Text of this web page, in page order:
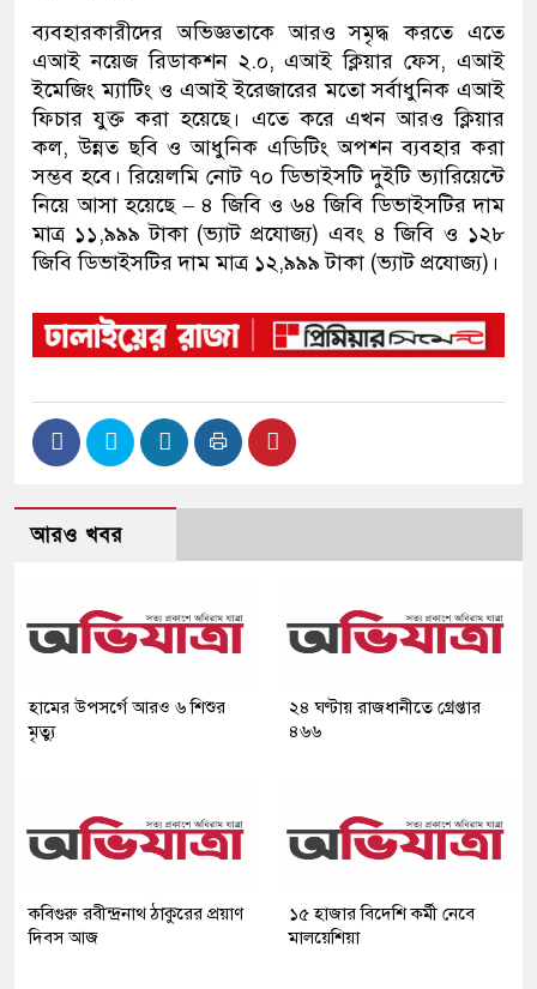
ব্যবহারকারীদের অভিজ্ঞতাকে আরও সমৃদ্ধ করতে এতে
এআই নয়েজ রিডাকশন ২.০, এআই ক্লিয়ার ফেস, এআই
ইমেজিং ম্যাটিং ও এআই ইরেজারের মতো সর্বাধুনিক এআই
ফিচার যুক্ত করা হয়েছে। এতে করে এখন আরও ক্লিয়ার
কল, উন্নত ছবি ও আধুনিক এডিটিং অপশন ব্যবহার করা
সম্ভব হবে। রিয়েলমি নোট ৭০ ডিভাইসটি দুইটি ভ্যারিয়েন্টে
নিয়ে আসা হয়েছে – ৪ জিবি ও ৬৪ জিবি ডিভাইসটির দাম
মাত্র ১১,৯৯৯ টাকা (ভ্যাট প্রযোজ্য) এবং ৪ জিবি ও ১২৮
জিবি ডিভাইসটির দাম মাত্র ১২,৯৯৯ টাকা (ভ্যাট প্রযোজ্য)।
আরও খবর
হামের উপসর্গে আরও ৬ শিশুর
মৃত্যু
২৪ ঘণ্টায় রাজধানীতে গ্রেপ্তার
৪৬৬
কবিগুরু রবীন্দ্রনাথ ঠাকুরের প্রয়াণ
দিবস আজ
১৫ হাজার বিদেশি কর্মী নেবে
মালয়েশিয়া